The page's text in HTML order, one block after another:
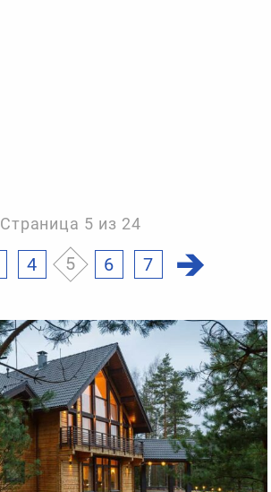
Страница 5 из 24
4 5 6 7